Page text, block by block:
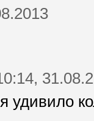
удивило